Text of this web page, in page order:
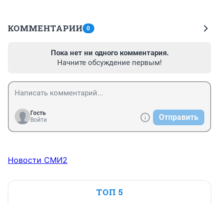
КОММЕНТАРИИ 0
Пока нет ни одного комментария.
Начните обсуждение первым!
Гость
Войти
Отправить
Новости СМИ2
ТОП 5